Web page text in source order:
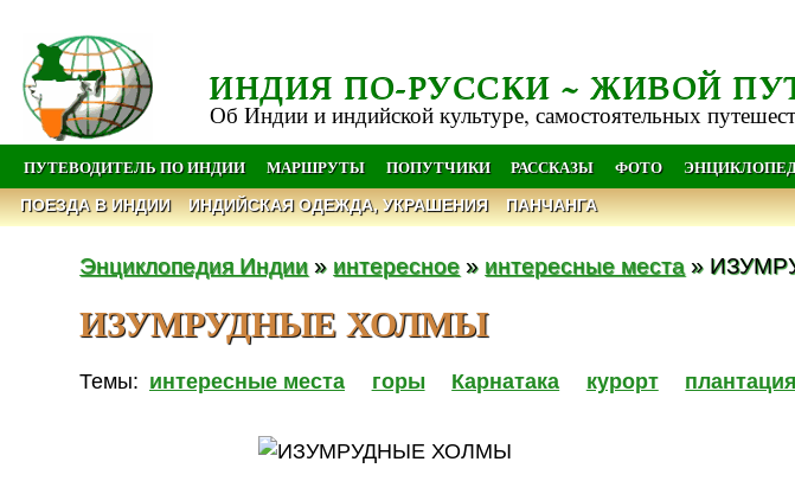
ИНДИЯ ПО-РУССКИ ~ ЖИВОЙ
Об Индии и индийской культуре, самостоятельных
ПУТЕВОДИТЕЛЬ ПО ИНДИИ МАРШРУТЫ ПОПУТЧИКИ РАССКАЗЫ ФОТО
ПОЕЗДА В ИНДИИ ИНДИЙСКАЯ ОДЕЖДА, УКРАШЕНИЯ ПАНЧАНГА
Энциклопедия Индии » интересное » интересные места »
ИЗУМРУДНЫЕ ХОЛМЫ
Темы: интересные места горы Карнатака курорт плантация